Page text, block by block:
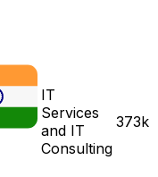
IT
Services
and IT
Consulting
373k